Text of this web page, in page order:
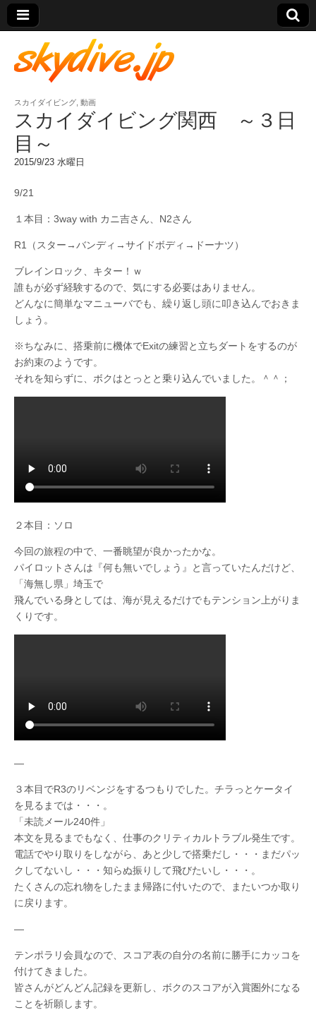
skydive.jp
スカイダイビング 動画
スカイダイビング関西 ～３日
目～
2015/9/23 水曜日
9/21
１本目：3way with カニ吉さん、N2さん
R1（スター→バンディ→サイドボディ→ドーナツ）
ブレインロック、キター！ｗ
誰もが必ず経験するので、気にする必要はありません。
どんなに簡単なマニューバでも、繰り返し頭に叩き込んでおきま
しょう。
※ちなみに、搭乗前に機体でExitの練習と立ちダートをするのが
お約束のようです。
それを知らずに、ボクはとっとと乗り込んでいました。＾＾；
２本目：ソロ
今回の旅程の中で、一番眺望が良かったかな。
パイロットさんは『何も無いでしょう』と言っていたんだけど、
「海無し県」埼玉で
飛んでいる身としては、海が見えるだけでもテンション上がりま
くりです。
—
３本目でR3のリベンジをするつもりでした。チラっとケータイ
を見るまでは・・・。
「未読メール240件」
本文を見るまでもなく、仕事のクリティカルトラブル発生です。
電話でやり取りをしながら、あと少しで搭乗だし・・・まだパッ
クしてないし・・・知らぬ振りして飛びたいし・・・。
たくさんの忘れ物をしたまま帰路に付いたので、またいつか取り
に戻ります。
—
テンポラリ会員なので、スコア表の自分の名前に勝手にカッコを
付けてきました。
皆さんがどんどん記録を更新し、ボクのスコアが入賞圏外になる
ことを祈願します。